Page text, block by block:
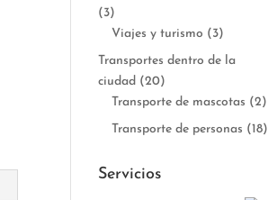
(3)
Viajes y turismo (3)
Transportes dentro de la
ciudad (20)
Transporte de mascotas (2)
Transporte de personas (18)
Servicios